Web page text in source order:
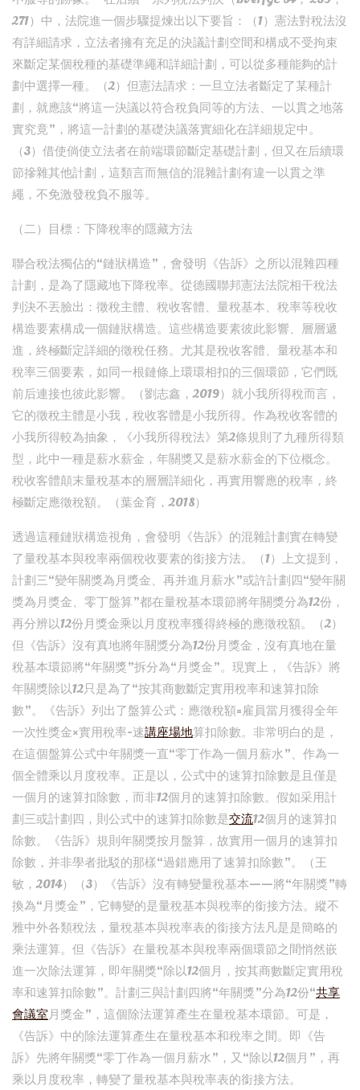
271）中，法院進一個步驟提煉出以下要旨：（1）憲法對稅法沒
有詳細請求，立法者擁有充足的決議計劃空間和構成不受拘束
來斷定某個稅種的基礎準繩和詳細計劃，可以從多種能夠的計
劃中選擇一種。（2）但憲法請求：一旦立法者斷定了某種計
劃，就應該“將這一決議以符合稅負同等的方法、一以貫之地落
實究竟”，將這一計劃的基礎決議落實細化在詳細規定中。
（3）借使倘使立法者在前端環節斷定基礎計劃，但又在后續環
節摻雜其他計劃，這類言而無信的混雜計劃有違一以貫之準
繩，不免激發稅負不服等。
（二）目標：下降稅率的隱藏方法
聯合稅法獨佔的“鏈狀構造”，會發明《告訴》之所以混雜四種
計劃，是為了隱藏地下降稅率。從德國聯邦憲法法院相干稅法
判決不丟臉出：徵稅主體、稅收客體、量稅基本、稅率等稅收
構造要素構成一個鏈狀構造。這些構造要素彼此影響、層層遞
進，終極斷定詳細的徵稅任務。尤其是稅收客體、量稅基本和
稅率三個要素，如同一根鏈條上環環相扣的三個環節，它們既
前后連接也彼此影響。（劉志鑫，2019）就小我所得稅而言，
它的徵稅主體是小我，稅收客體是小我所得。作為稅收客體的
小我所得較為抽象，《小我所得稅法》第2條規則了九種所得類
型，此中一種是薪水薪金，年關獎又是薪水薪金的下位概念。
稅收客體顛末量稅基本的層層詳細化，再實用響應的稅率，終
極斷定應徵稅額。（葉金育，2018）
透過這種鏈狀構造視角，會發明《告訴》的混雜計劃實在轉變
了量稅基本與稅率兩個稅收要素的銜接方法。（1）上文提到，
計劃三“變年關獎為月獎金、再并進月薪水”或許計劃四“變年關
獎為月獎金、零丁盤算”都在量稅基本環節將年關獎分為12份，
再分辨以12份月獎金乘以月度稅率獲得終極的應徵稅額。（2）
但《告訴》沒有真地將年關獎分為12份月獎金，沒有真地在量
稅基本環節將“年關獎”拆分為“月獎金”。現實上，《告訴》將
年關獎除以12只是為了“按其商數斷定實用稅率和速算扣除
數”。《告訴》列出了盤算公式：應徵稅額=雇員當月獲得全年
一次性獎金×實用稅率-速講座場地算扣除數。非常明白的是，
在這個盤算公式中年關獎一直“零丁作為一個月薪水”、作為一
個全體乘以月度稅率。正是以，公式中的速算扣除數是且僅是
一個月的速算扣除數，而非12個月的速算扣除數。假如采用計
劃三或計劃四，則公式中的速算扣除數是交流12個月的速算扣
除數。《告訴》規則年關獎按月盤算，故實用一個月的速算扣
除數，并非學者批駁的那樣“過錯應用了速算扣除數”。（王
敏，2014）（3）《告訴》沒有轉變量稅基本——將“年關獎”轉
換為“月獎金”，它轉變的是量稅基本與稅率的銜接方法。縱不
雅中外各類稅法，量稅基本與稅率表的銜接方法凡是是簡略的
乘法運算。但《告訴》在量稅基本與稅率兩個環節之間悄然嵌
進一次除法運算，即年關獎“除以12個月，按其商數斷定實用稅
率和速算扣除數”。計劃三與計劃四將“年關獎”分為12份“共享
會議室月獎金”，這個除法運算產生在量稅基本環節。可是，
《告訴》中的除法運算產生在量稅基本和稅率之間。即《告
訴》先將年關獎“零丁作為一個月薪水”，又“除以12個月”，再
乘以月度稅率，轉變了量稅基本與稅率表的銜接方法。